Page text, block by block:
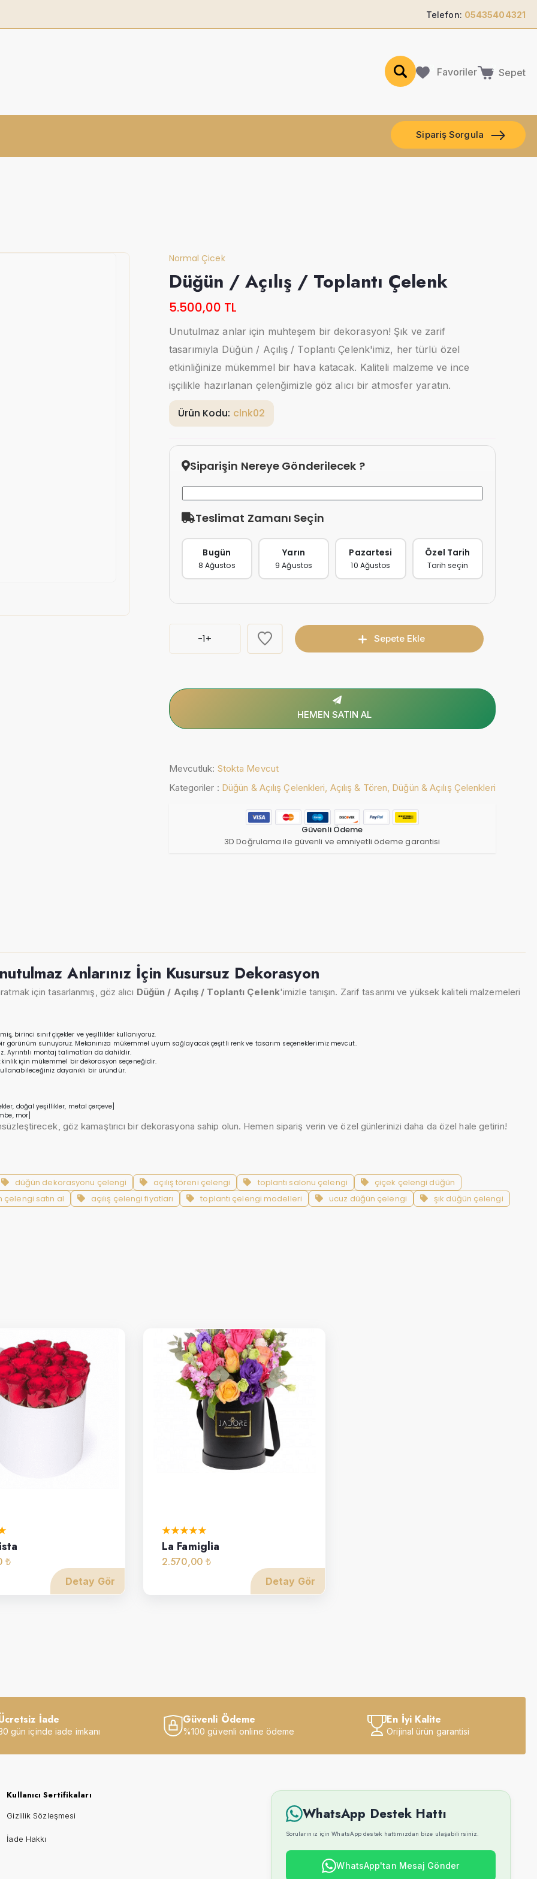
Telefon: 05435404321
Favoriler Sepet
Sipariş Sorgula
Normal Çicek
Düğün / Açılış / Toplantı Çelenk
5.500,00 TL
Unutulmaz anlar için muhteşem bir dekorasyon! Şık ve zarif
tasarımıyla Düğün / Açılış / Toplantı Çelenk'imiz, her türlü özel
etkinliğinize mükemmel bir hava katacak. Kaliteli malzeme ve ince
işçilikle hazırlanan çelenğimizle göz alıcı bir atmosfer yaratın.
Ürün Kodu: clnk02
Siparişin Nereye Gönderilecek ?
Teslimat Zamanı Seçin
Bugün
8 Ağustos
Yarın
9 Ağustos
Pazartesi
10 Ağustos
Özel Tarih
Tarih seçin
-1+ Sepete Ekle
HEMEN SATIN AL
Mevcutluk: Stokta Mevcut
Kategoriler : Düğün & Açılış Çelenkleri, Açılış & Tören, Düğün & Açılış Çelenkleri
Güvenli Ödeme
3D Doğrulama ile güvenli ve emniyetli ödeme garantisi
Anlarınız İçin Kusursuz Dekorasyon
için tasarlanmış, göz alıcı Düğün / Açılış / Toplantı Çelenk'imizle tanışın. Zarif tasarımı ve yüksek kaliteli malzemeleri
birinci sınıf çiçekler ve yeşillikler kullanıyoruz.
görünüm sunuyoruz. Mekanınıza mükemmel uyum sağlayacak çeşitli renk ve tasarım seçeneklerimiz mevcut.
Ayrıntılı montaj talimatları da dahildir.
için mükemmel bir dekorasyon seçeneğidir.
dayanıklı bir üründür.
doğal yeşillikler, metal çerçeve]
mor]
göz kamaştırıcı bir dekorasyona sahip olun. Hemen sipariş verin ve özel günlerinizi daha da özel hale getirin!
düğün dekorasyonu çelengi açılış töreni çelengi toplantı salonu çelengi
çiçek çelengi düğün
çelengi satın al açılış çelengi fiyatları toplantı çelengi modelleri ucuz düğün çelengi
şık düğün çelengi
₺
Detay Gör
La Famiglia
2.570,00 ₺
Detay Gör
İade
gün içinde iade imkanı
Güvenli Ödeme
%100 güvenli online ödeme
En İyi Kalite
Orijinal ürün garantisi
Kullanıcı Sertifikaları
Gizlilik Sözleşmesi
İade Hakkı
WhatsApp Destek Hattı
Sorularınız için WhatsApp destek hattımızdan bize ulaşabilirsiniz.
WhatsApp'tan Mesaj Gönder